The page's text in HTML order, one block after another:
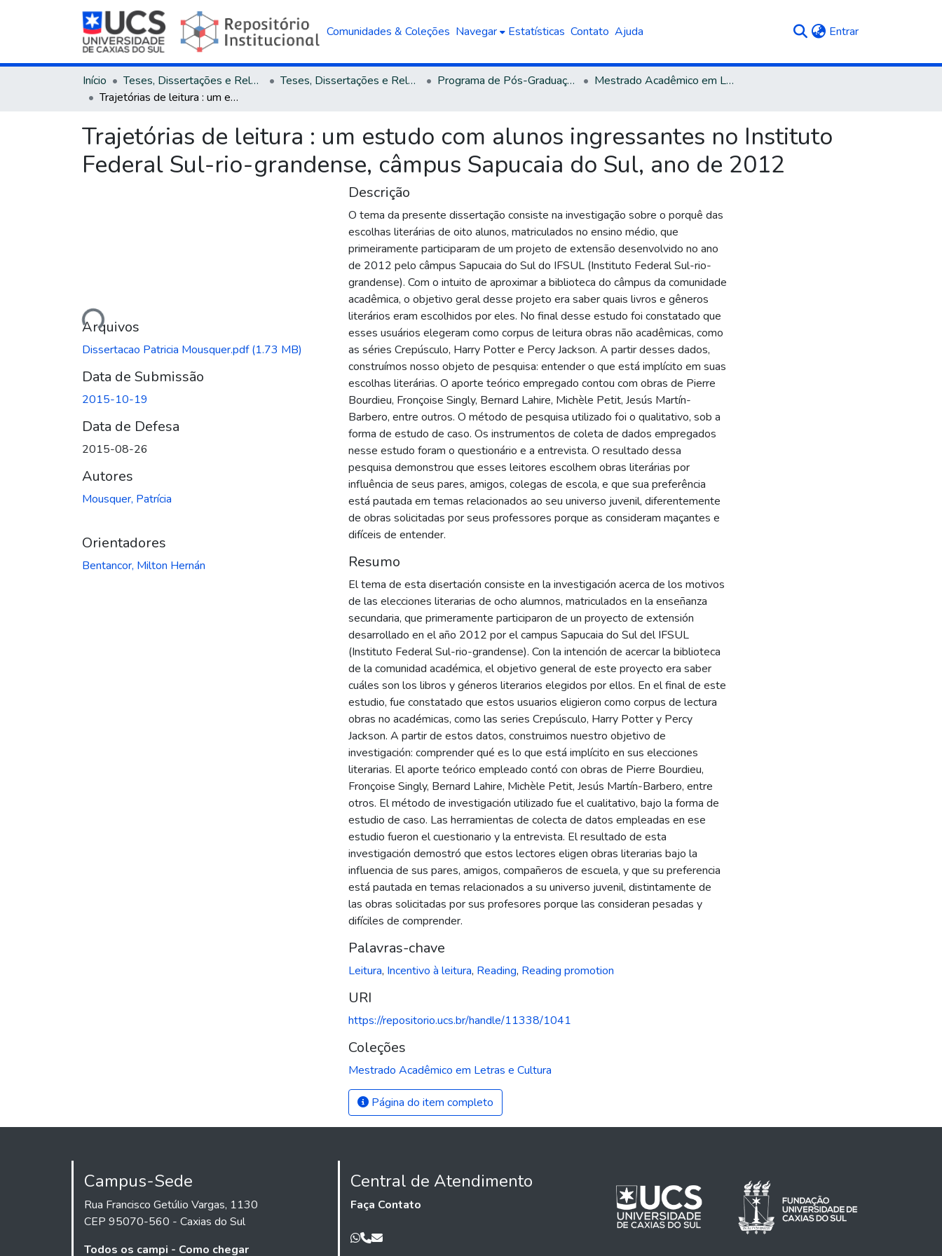
Comunidades & Coleções Navegar Estatísticas Contato Ajuda Entrar(current)
Início Teses, Dissertações e Relatórios Teses, Dissertações e Relatórios defendidos na UCS Programa de Pós-Graduação em Letras
Mestrado Acadêmico em Letras e Cultura
Trajetórias de leitura : um estudo com alunos ingressantes no Instituto Federal Sul-rio-grandense, câmpus Sapucaia do Sul, ano de 2012
Trajetórias de leitura : um estudo com alunos ingressantes no Instituto
Federal Sul-rio-grandense, câmpus Sapucaia do Sul, ano de 2012
Carregando...
Arquivos
Dissertacao Patricia Mousquer.pdf(1.73 MB)
Data de Submissão
2015-10-19
Data de Defesa
2015-08-26
Autores
Mousquer, Patrícia
Orientadores
Bentancor, Milton Hernán
Descrição
O tema da presente dissertação consiste na investigação sobre o porquê das
escolhas literárias de oito alunos, matriculados no ensino médio, que
primeiramente participaram de um projeto de extensão desenvolvido no ano
de 2012 pelo câmpus Sapucaia do Sul do IFSUL (Instituto Federal Sul-rio-
grandense). Com o intuito de aproximar a biblioteca do câmpus da comunidade
acadêmica, o objetivo geral desse projeto era saber quais livros e gêneros
literários eram escolhidos por eles. No final desse estudo foi constatado que
esses usuários elegeram como corpus de leitura obras não acadêmicas, como
as séries Crepúsculo, Harry Potter e Percy Jackson. A partir desses dados,
construímos nosso objeto de pesquisa: entender o que está implícito em suas
escolhas literárias. O aporte teórico empregado contou com obras de Pierre
Bourdieu, Fronçoise Singly, Bernard Lahire, Michèle Petit, Jesús Martín-
Barbero, entre outros. O método de pesquisa utilizado foi o qualitativo, sob a
forma de estudo de caso. Os instrumentos de coleta de dados empregados
nesse estudo foram o questionário e a entrevista. O resultado dessa
pesquisa demonstrou que esses leitores escolhem obras literárias por
influência de seus pares, amigos, colegas de escola, e que sua preferência
está pautada em temas relacionados ao seu universo juvenil, diferentemente
de obras solicitadas por seus professores porque as consideram maçantes e
difíceis de entender.
Resumo
El tema de esta disertación consiste en la investigación acerca de los motivos
de las elecciones literarias de ocho alumnos, matriculados en la enseñanza
secundaria, que primeramente participaron de un proyecto de extensión
desarrollado en el año 2012 por el campus Sapucaia do Sul del IFSUL
(Instituto Federal Sul-rio-grandense). Con la intención de acercar la biblioteca
de la comunidad académica, el objetivo general de este proyecto era saber
cuáles son los libros y géneros literarios elegidos por ellos. En el final de este
estudio, fue constatado que estos usuarios eligieron como corpus de lectura
obras no académicas, como las series Crepúsculo, Harry Potter y Percy
Jackson. A partir de estos datos, construimos nuestro objetivo de
investigación: comprender qué es lo que está implícito en sus elecciones
literarias. El aporte teórico empleado contó con obras de Pierre Bourdieu,
Fronçoise Singly, Bernard Lahire, Michèle Petit, Jesús Martín-Barbero, entre
otros. El método de investigación utilizado fue el cualitativo, bajo la forma de
estudio de caso. Las herramientas de colecta de datos empleadas en ese
estudio fueron el cuestionario y la entrevista. El resultado de esta
investigación demostró que estos lectores eligen obras literarias bajo la
influencia de sus pares, amigos, compañeros de escuela, y que su preferencia
está pautada en temas relacionados a su universo juvenil, distintamente de
las obras solicitadas por sus profesores porque las consideran pesadas y
difíciles de comprender.
Palavras-chave
Leitura, Incentivo à leitura, Reading, Reading promotion
URI
https://repositorio.ucs.br/handle/11338/1041
Coleções
Mestrado Acadêmico em Letras e Cultura
Página do item completo
Campus-Sede
Rua Francisco Getúlio Vargas, 1130
CEP 95070-560 - Caxias do Sul
Todos os campi - Como chegar
Central de Atendimento
Faça Contato